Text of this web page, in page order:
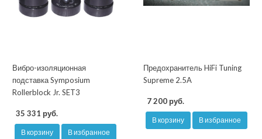
Вибро-изоляционная
подставка Symposium
Rollerblock Jr. SET3
35 331 руб.
В корзину В избранное
Предохранитель HiFi Tuning
Supreme 2.5A
7 200 руб.
В корзину В избранное